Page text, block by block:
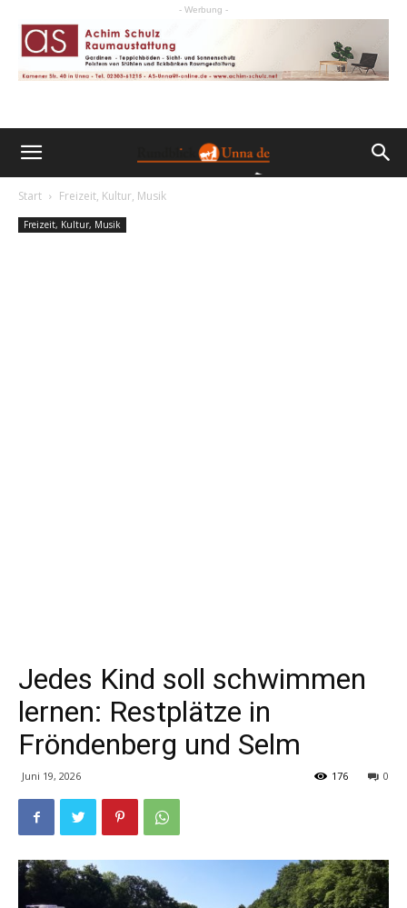
- Werbung -
Start Freizeit, Kultur, Musik
Freizeit, Kultur, Musik
Jedes Kind soll schwimmen
lernen: Restplätze in
Fröndenberg und Selm
Juni 19, 2026 0
176